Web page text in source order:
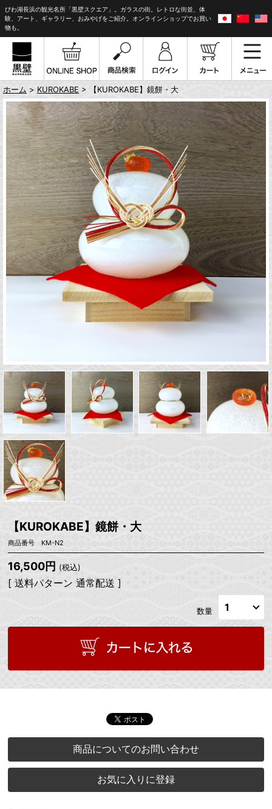
びわ湖長浜の観光名所「黒壁スクエア」。ガラスの街。レトロな街並、体
験、アート、ギャラリー、おみやげをご紹介。オンラインショップでお買い
物も。
ホーム > KUROKABE > 【KUROKABE】鏡餅・大
【KUROKABE】鏡餅・大
商品番号 KM-N2
16,500円 (税込)
[ 送料パターン 通常配送 ]
数量
商品についてのお問い合わせ
お気に入りに登録